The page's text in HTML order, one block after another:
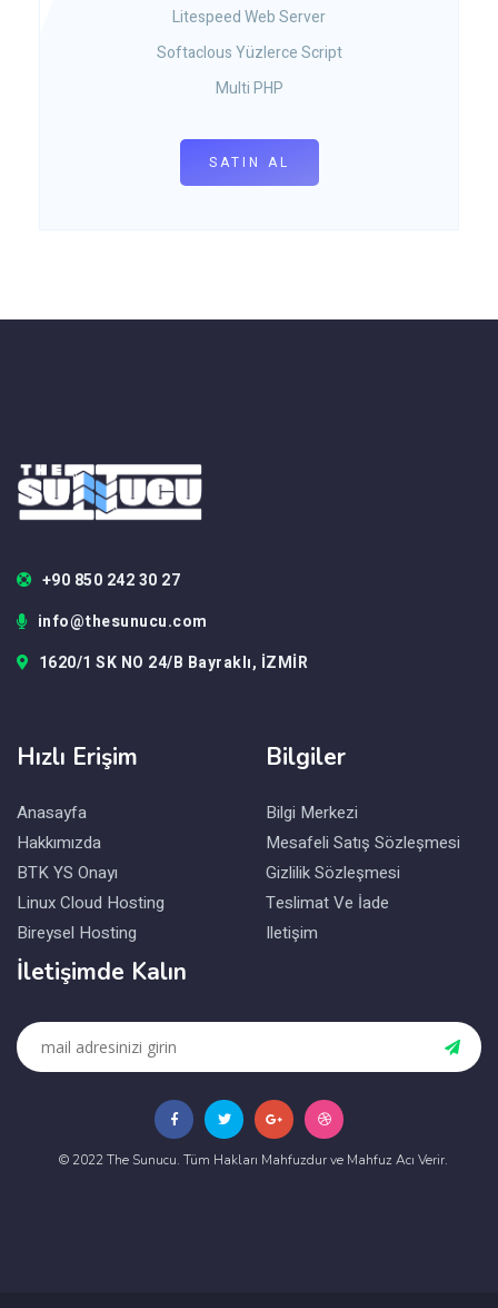
Litespeed Web Server
Softaclous Yüzlerce Script
Multi PHP
SATIN AL
+90 850 242 30 27
info@thesunucu.com
1620/1 SK NO 24/B Bayraklı, İZMİR
Hızlı Erişim
Anasayfa
Hakkımızda
BTK YS Onayı
Linux Cloud Hosting
Bireysel Hosting
Bilgiler
Bilgi Merkezi
Mesafeli Satış Sözleşmesi
Gizlilik Sözleşmesi
Teslimat Ve İade
Iletişim
İletişimde Kalın
© 2022 The Sunucu. Tüm Hakları Mahfuzdur ve Mahfuz Acı Verir.